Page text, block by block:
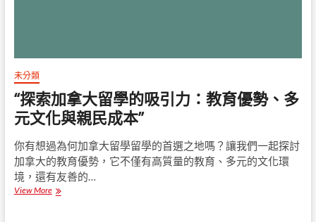
未分類
“探索加拿大留學的吸引力：教育優勢、多
元文化與親民成本”
你有想過為何加拿大留學留學的首選之地嗎？讓我們一起探討
加拿大的教育優勢，它不僅有高質量的教育、多元的文化環
境，還有友善的…
View More“